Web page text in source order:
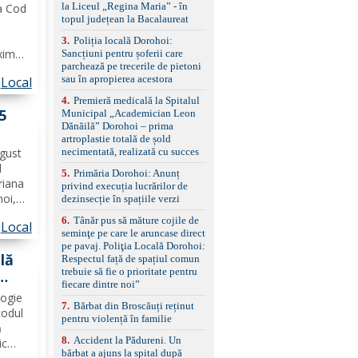
Cod
Local
La
Local
împreună cu un set de
anvelope de iarnă.
la Liceul „Regina Maria” - în
topul județean la Bacalaureat
3. Poliția locală Dorohoi:
Sancțiuni pentru șoferii care
parchează pe trecerile de pietoni
sau în apropierea acestora
4. Premieră medicală la Spitalul
Municipal „Academician Leon
Dănăilă” Dorohoi – prima
artroplastie totală de șold
necimentată, realizată cu succes
5. Primăria Dorohoi: Anunț
privind execuția lucrărilor de
dezinsecție în spațiile verzi
6. Tânăr pus să măture cojile de
seminţe pe care le aruncase direct
pe pavaj. Poliţia Locală Dorohoi:
Respectul față de spațiul comun
trebuie să fie o prioritate pentru
fiecare dintre noi”
7. Bărbat din Broscăuți reținut
pentru violență în familie
8. Accident la Pădureni. Un
bărbat a ajuns la spital după